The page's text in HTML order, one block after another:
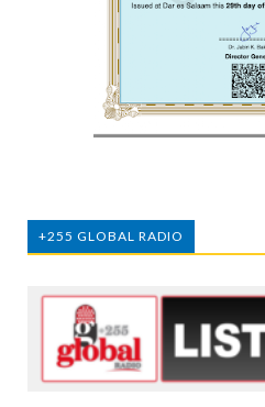
+255 GLOBAL RADIO